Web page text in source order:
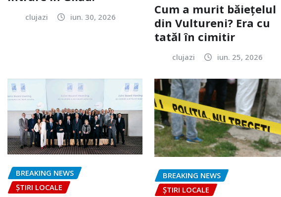
clujazi iun. 30, 2026
Cum a murit băiețelul
din Vultureni? Era cu
tatăl în cimitir
clujazi iun. 25, 2026
BREAKING NEWS
ȘTIRI LOCALE
BREAKING NEWS
ȘTIRI LOCALE